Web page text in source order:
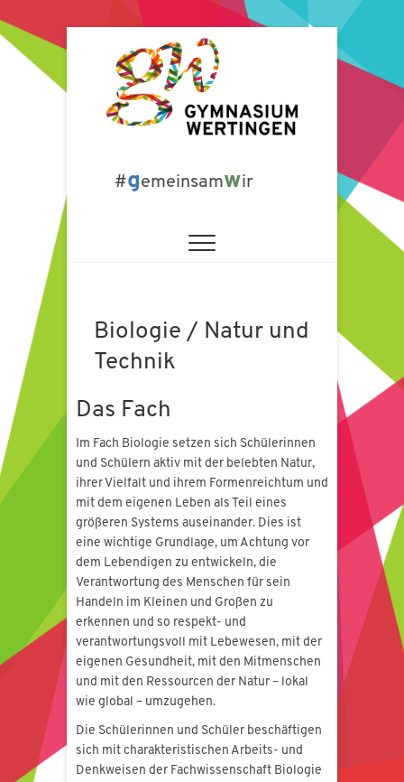
Gymnasium
#gemeinsamwir
Biologie / Natur und
Technik
Das Fach
Im Fach Biologie setzen sich Schülerinnen
und Schülern aktiv mit der belebten Natur,
ihrer Vielfalt und ihrem Formenreichtum und
mit dem eigenen Leben als Teil eines
größeren Systems auseinander. Dies ist
eine wichtige Grundlage, um Achtung vor
dem Lebendigen zu entwickeln, die
Verantwortung des Menschen für sein
Handeln im Kleinen und Großen zu
erkennen und so respekt- und
verantwortungsvoll mit Lebewesen, mit der
eigenen Gesundheit, mit den Mitmenschen
und mit den Ressourcen der Natur – lokal
wie global – umzugehen.
Die Schülerinnen und Schüler beschäftigen
sich mit charakteristischen Arbeits- und
Denkweisen der Fachwissenschaft Biologie